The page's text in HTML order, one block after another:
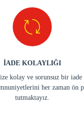
İADE KOLAYLIĞI
kolay ve sorunsuz bir iade
her zaman ön
tutmaktayız.